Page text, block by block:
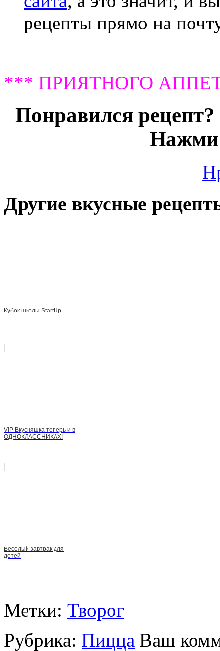
рецепты прямо на
*** ПРИЯТНОГО
Понравился
Нажми
Другие вкусные
Кубок школы StartUp
VIP Вкусняшка теперь и в
ОДНОКЛАССНИКАХ!
Веселый завтрак для
детей
Метки: Творог
Рубрика: Пицца Ваш